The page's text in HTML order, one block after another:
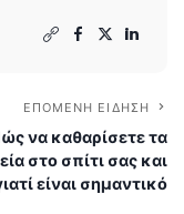
ΕΠΌΜΕΝΗ ΕΊΔΗΣΗ
να καθαρίσετε τα
στο σπίτι σας και
είναι σημαντικό